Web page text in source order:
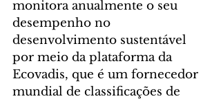
monitora anualmente o seu
desempenho no
desenvolvimento sustentável
por meio da plataforma da
Ecovadis, que é um fornecedor
mundial de classificações de